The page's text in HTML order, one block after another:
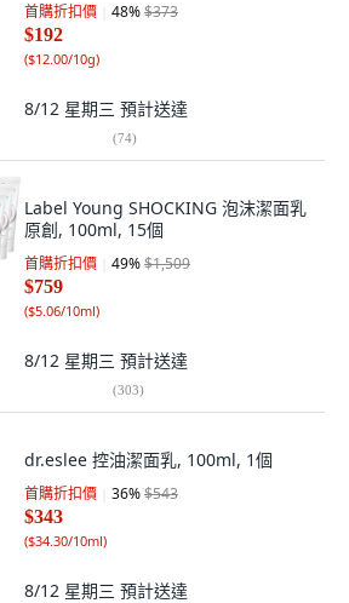
首購折扣價 48%$373
$192
($12.00/10g)
8/12 星期三 預計送達
(74)
Label Young SHOCKING 泡沫潔面乳
原創, 100ml, 15個
首購折扣價 49%$1,509
$759
($5.06/10ml)
8/12 星期三 預計送達
(303)
dr.eslee 控油潔面乳, 100ml, 1個
首購折扣價 36%$543
$343
($34.30/10ml)
8/12 星期三 預計送達